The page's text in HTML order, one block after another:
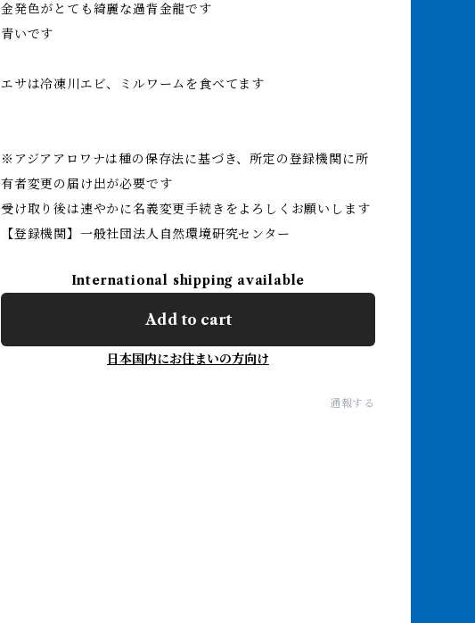
金発色がとても綺麗な過背金龍です
青いです
エサは冷凍川エビ、ミルワームを食べてます
※アジアアロワナは種の保存法に基づき、所定の登録機関に所
有者変更の届け出が必要です
受け取り後は速やかに名義変更手続きをよろしくお願いします
【登録機関】一般社団法人自然環境研究センター
International shipping available
Add to cart
日本国内にお住まいの方向け
通報する